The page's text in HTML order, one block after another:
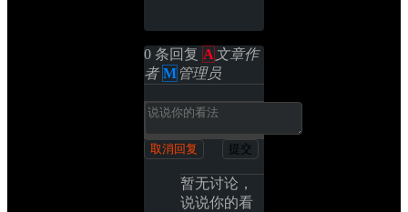
0 条回复 A 文章作
者 M 管理员
取消回复 提交
暂无讨论，
说说你的看